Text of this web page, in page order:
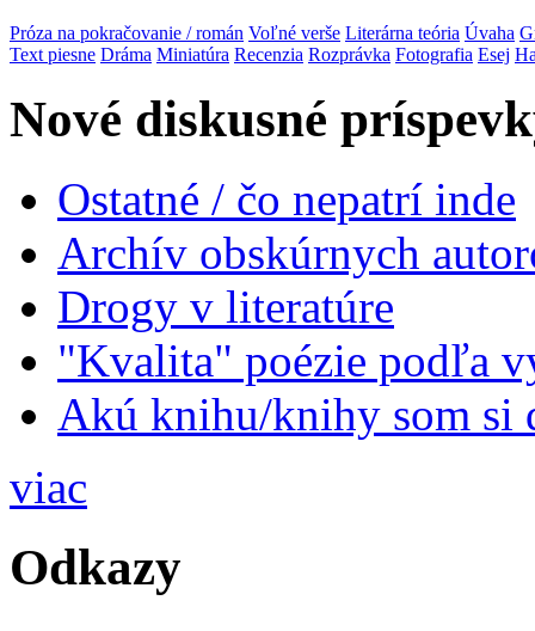
Próza na pokračovanie / román Voľné verše Literárna teória Úvaha
Text piesne Dráma Miniatúra Recenzia Rozprávka Fotografia Esej
Nové diskusné
Ostatné / čo nepatrí inde
Archív obskúrnych
Drogy v literatúre
"Kvalita" poézie podľa
Akú knihu/knihy som si
viac
Odkazy